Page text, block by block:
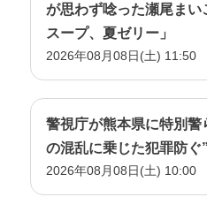
が思わず唸った瀬尾ま
スープ、夏ゼリー」
2026年08月08日(土) 11:50
警視庁が熊本県に特別
の混乱に乗じた犯罪防ぐ”
2026年08月08日(土) 10:00